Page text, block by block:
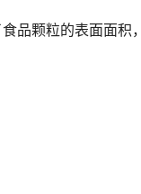
品颗粒的表面面积